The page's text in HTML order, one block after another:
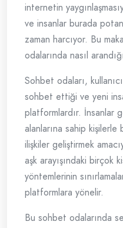
internetin
ve insanlar burada
zaman harcıyor. Bu
odalarında nasıl
Sohbet odaları,
sohbet ettiği ve yeni
platformlardır. İnsanlar
alanlarına sahip
ilişkiler geliştirmek
aşk arayışındaki birçok
yöntemlerinin
platformlara yönelir.
Bu sohbet odalarında